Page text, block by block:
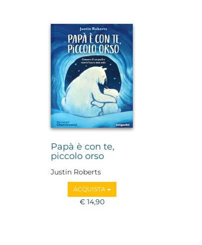
Papà è con te,
piccolo orso
Justin Roberts
ACQUISTA
€ 14,90